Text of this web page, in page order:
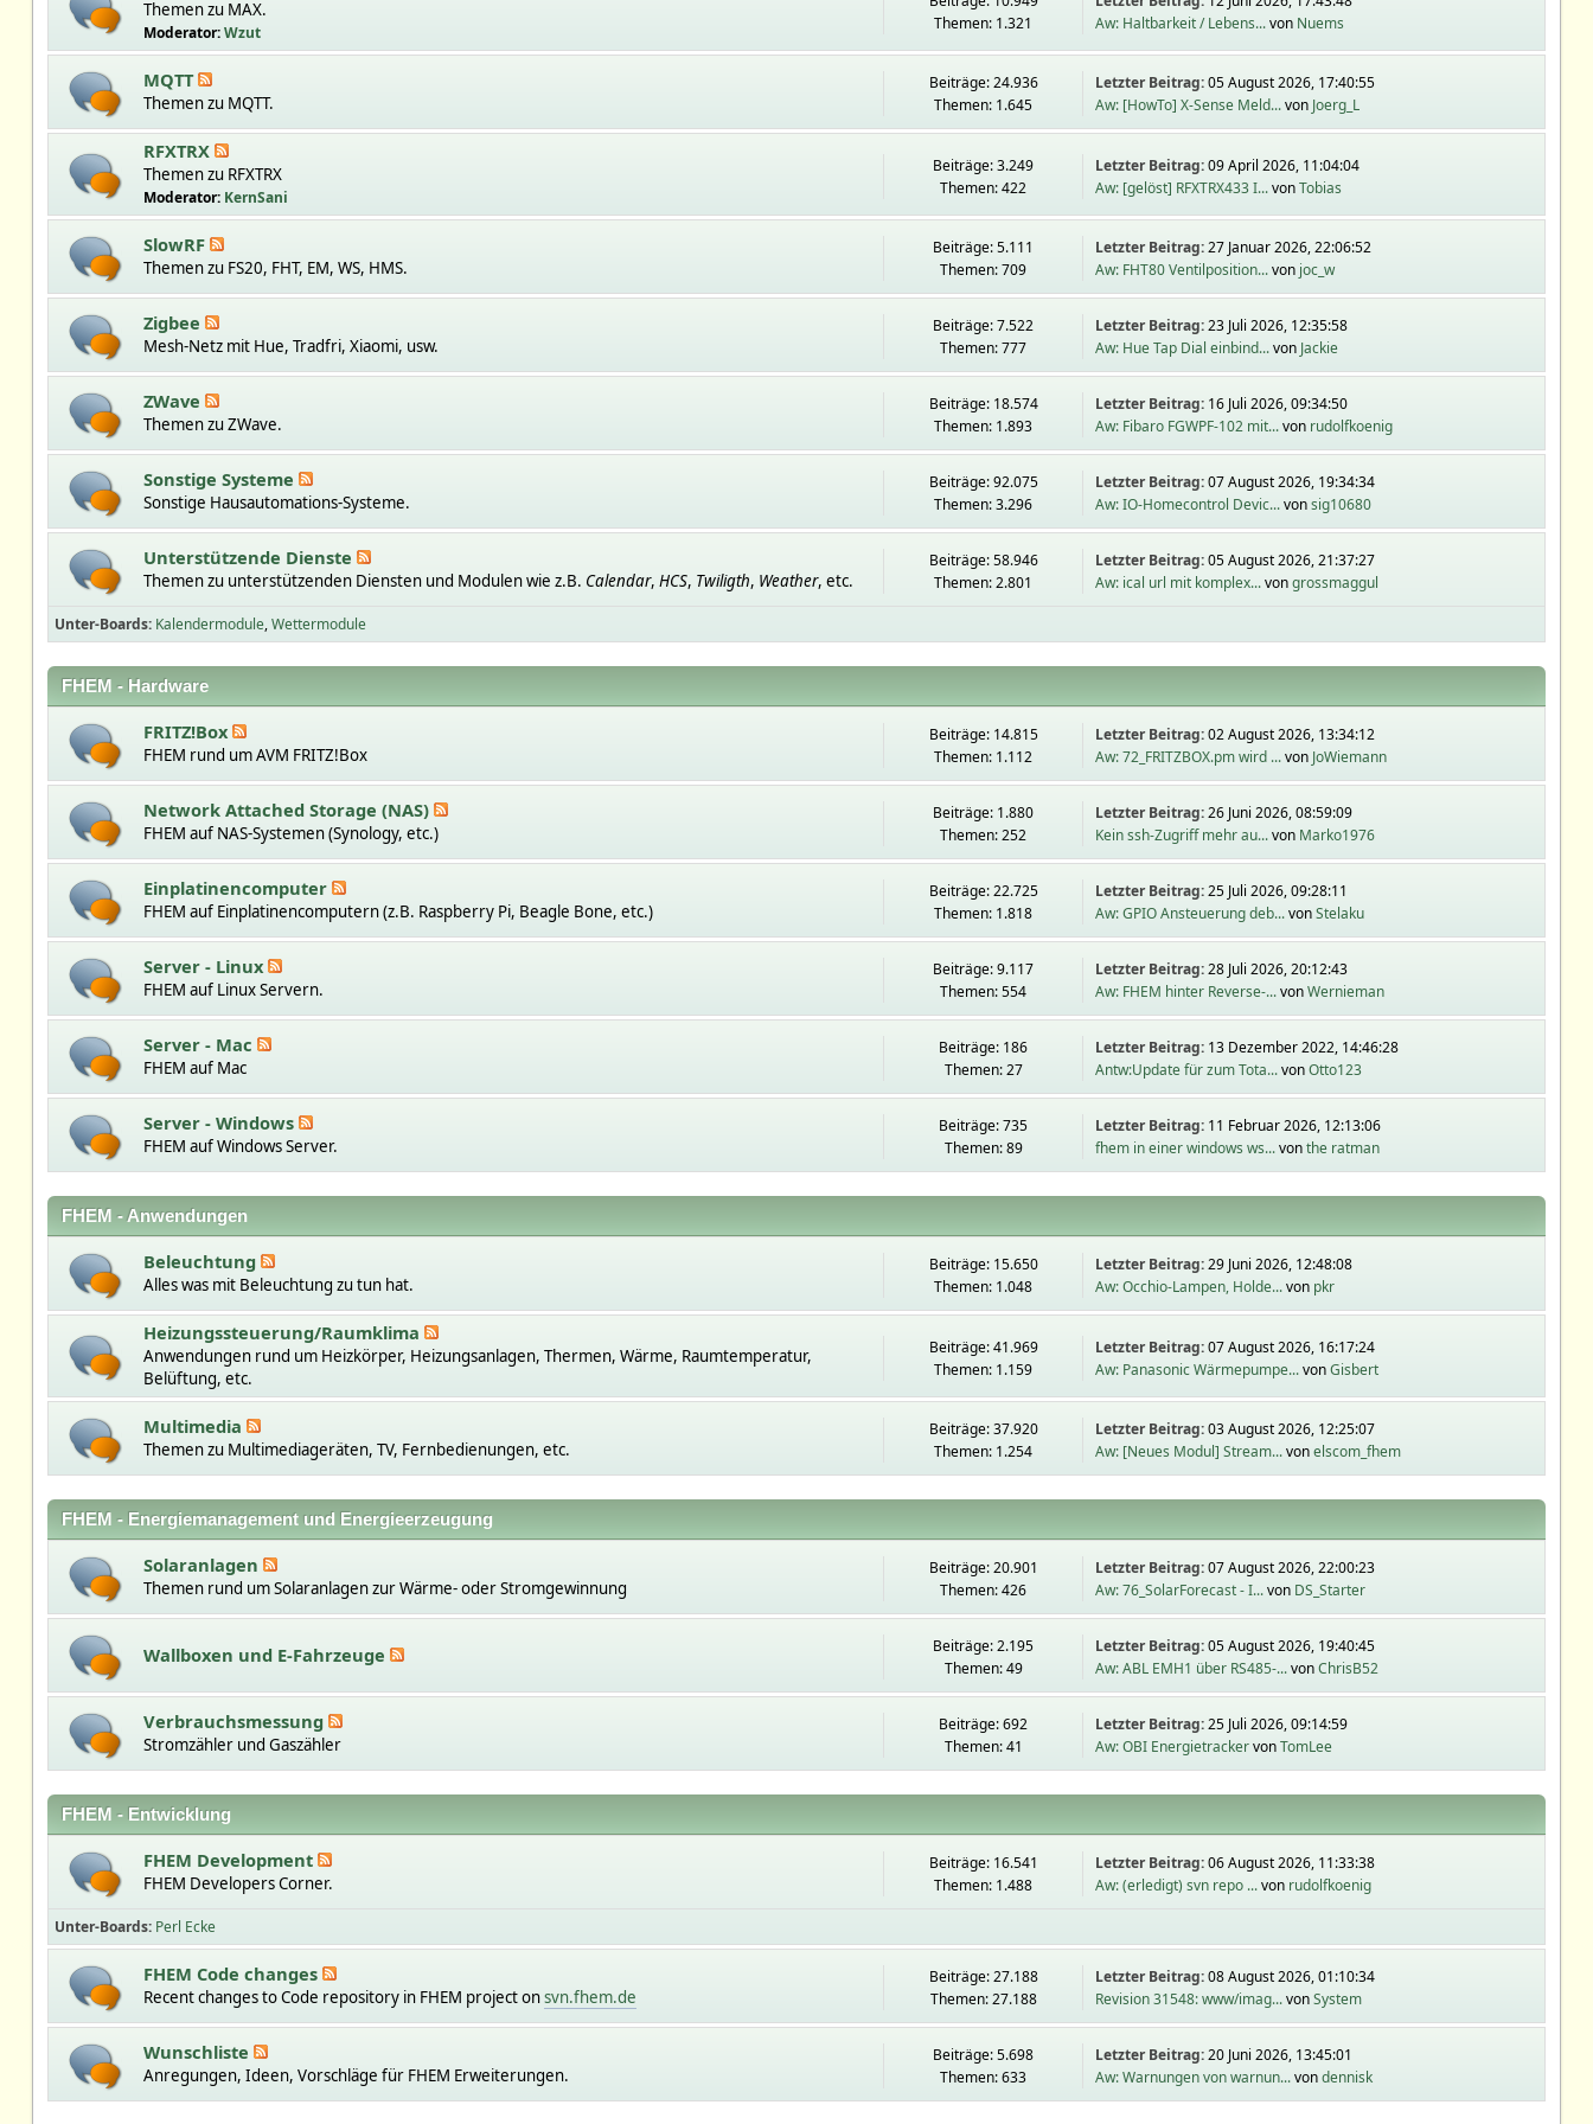
Themen zu MAX.
Moderator:Wzut
Themen: 1.321
Aw: Haltbarkeit / Lebens...von Nuems
MQTT
Themen zu MQTT.
Beiträge: 24.936
Themen: 1.645
Letzter Beitrag:05 August 2026, 17:40:55
Aw: [HowTo] X-Sense Meld...von Joerg_L
RFXTRX
Themen zu RFXTRX
Moderator: KernSani
Beiträge: 3.249
Themen: 422
Letzter Beitrag:09 April 2026, 11:04:04
Aw: [gelöst] RFXTRX433 I...vonTobias
SlowRF
Themen zu FS20, FHT, EM, WS, HMS.
Beiträge: 5.111
Themen: 709
Letzter Beitrag:27 Januar 2026, 22:06:52
Aw: FHT80 Ventilposition...von joc_w
Zigbee
Mesh-Netz mit Hue, Tradfri, Xiaomi, usw.
Beiträge: 7.522
Themen: 777
Letzter Beitrag:23 Juli 2026, 12:35:58
Aw: Hue Tap Dial einbind...von Jackie
ZWave
Themen zu ZWave.
Beiträge: 18.574
Themen: 1.893
Letzter Beitrag: 16 Juli 2026, 09:34:50
Aw: Fibaro FGWPF-102 mit...von rudolfkoenig
Sonstige Systeme
Sonstige Hausautomations-Systeme.
Beiträge: 92.075
Themen: 3.296
Letzter Beitrag:07 August 2026, 19:34:34
Aw: IO-Homecontrol Devic...vonsig10680
Unterstützende Dienste
Themen zu unterstützenden Diensten und Modulen wie z.B. Calendar, HCS, Twiligth, Weather, etc.
Beiträge: 58.946
Themen: 2.801
Letzter Beitrag:05 August 2026, 21:37:27
Aw: ical url mit komplex...vongrossmaggul
Unter-Boards Kalendermodule Wettermodule
FHEM - Hardware
FRITZ!Box
FHEM rund um AVM FRITZ!Box
Beiträge: 14.815
Themen: 1.112
Letzter Beitrag:02 August 2026, 13:34:12
Aw: 72_FRITZBOX.pm wird ...von JoWiemann
Network Attached Storage (NAS)
FHEM auf NAS-Systemen (Synology, etc.)
Beiträge: 1.880
Themen: 252
Letzter Beitrag:26 Juni 2026, 08:59:09
Kein ssh-Zugriff mehr au...von Marko1976
Einplatinencomputer
FHEM auf Einplatinencomputern (z.B. Raspberry Pi, Beagle Bone, etc.)
Beiträge: 22.725
Themen: 1.818
Letzter Beitrag:25 Juli 2026, 09:28:11
Aw: GPIO Ansteuerung deb...vonStelaku
Server - Linux
FHEM auf Linux Servern.
Beiträge: 9.117
Themen: 554
Letzter Beitrag:28 Juli 2026, 20:12:43
Aw: FHEM hinter Reverse-...vonWernieman
Server - Mac
FHEM auf Mac
Beiträge: 186
Themen: 27
Letzter Beitrag: 13 Dezember 2022, 14:46:28
Antw:Update für zum Tota...vonOtto123
Server - Windows
FHEM auf Windows Server.
Beiträge: 735
Themen: 89
Letzter Beitrag: 11 Februar 2026, 12:13:06
fhem in einer windows ws...vonthe ratman
FHEM - Anwendungen
Beleuchtung
Alles was mit Beleuchtung zu tun hat.
Beiträge: 15.650
Themen: 1.048
Letzter Beitrag:29 Juni 2026, 12:48:08
Aw: Occhio-Lampen, Holde...von pkr
Heizungssteuerung/Raumklima
Anwendungen rund um Heizkörper, Heizungsanlagen, Thermen, Wärme, Raumtemperatur,
Belüftung, etc.
Beiträge: 41.969
Themen: 1.159
Letzter Beitrag:07 August 2026, 16:17:24
Aw: Panasonic Wärmepumpe...vonGisbert
Multimedia
Themen zu Multimediageräten, TV, Fernbedienungen, etc.
Beiträge: 37.920
Themen: 1.254
Letzter Beitrag:03 August 2026, 12:25:07
Aw: [Neues Modul] Stream...vonelscom_fhem
FHEM - Energiemanagement und Energieerzeugung
Solaranlagen
Themen rund um Solaranlagen zur Wärme- oder Stromgewinnung
Beiträge: 20.901
Themen: 426
Letzter Beitrag:07 August 2026, 22:00:23
Aw: 76_SolarForecast - I...von DS_Starter
Wallboxen und E-Fahrzeuge
Beiträge: 2.195
Themen: 49
Letzter Beitrag:05 August 2026, 19:40:45
Aw: ABL EMH1 über RS485-...vonChrisB52
Verbrauchsmessung
Stromzähler und Gaszähler
Beiträge: 692
Themen: 41
Letzter Beitrag:25 Juli 2026, 09:14:59
Aw: OBI EnergietrackervonTomLee
FHEM - Entwicklung
FHEM Development
FHEM Developers Corner.
Beiträge: 16.541
Themen: 1.488
Letzter Beitrag:06 August 2026, 11:33:38
Aw: (erledigt) svn repo ...von rudolfkoenig
Unter-Boards Perl Ecke
FHEM Code changes
Recent changes to Code repository in FHEM project onsvn.fhem.de
Beiträge: 27.188
Themen: 27.188
Letzter Beitrag:08 August 2026, 01:10:34
Revision 31548: www/imag...vonSystem
Wunschliste
Anregungen, Ideen, Vorschläge für FHEM Erweiterungen.
Beiträge: 5.698
Themen: 633
Letzter Beitrag:20 Juni 2026, 13:45:01
Aw: Warnungen von warnun...vondennisk